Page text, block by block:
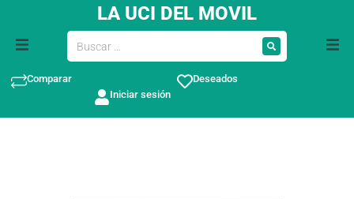
LA UCI DEL MOVIL
Comparar
Deseados
Iniciar sesión